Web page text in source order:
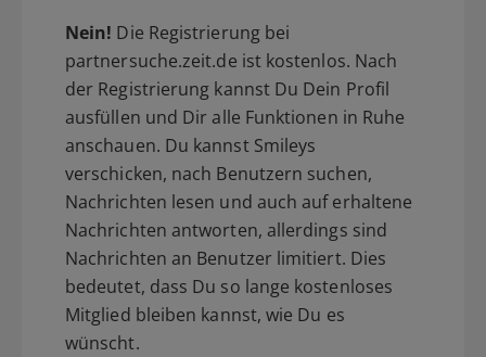
Nein! Die Registrierung bei
partnersuche.zeit.de ist kostenlos. Nach
der Registrierung kannst Du Dein Profil
ausfüllen und Dir alle Funktionen in Ruhe
anschauen. Du kannst Smileys
verschicken, nach Benutzern suchen,
Nachrichten lesen und auch auf erhaltene
Nachrichten antworten, allerdings sind
Nachrichten an Benutzer limitiert. Dies
bedeutet, dass Du so lange kostenloses
Mitglied bleiben kannst, wie Du es
wünscht.